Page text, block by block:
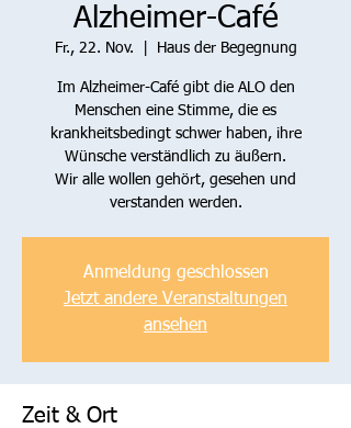
Alzheimer-Café
Fr., 22. Nov. Haus der Begegnung
Im Alzheimer-Café gibt die ALO den
Menschen eine Stimme, die es
krankheitsbedingt schwer haben, ihre
Wünsche verständlich zu äußern.
Wir alle wollen gehört, gesehen und
verstanden werden.
Anmeldung geschlossen
Jetzt andere Veranstaltungen
ansehen
Zeit & Ort